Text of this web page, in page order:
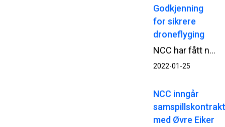
Godkjenning
for sikrere
droneflyging
NCC har fått ny godkjenning for fortsatt droneflyging i sine anleggsprosjekt, etter at nye, strengere europeiske regler for å fly drone begynte å gjelde fra nyttår.
2022-01-25
NCC inngår
samspillskontrakt
med Øvre Eiker